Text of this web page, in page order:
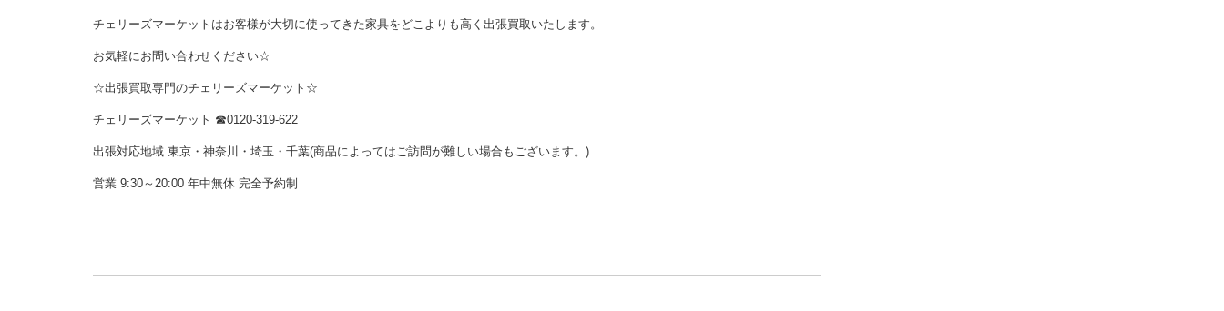
チェリーズマーケットはお客様が大切に使ってきた家具をどこよりも高く出張買取いたします。
お気軽にお問い合わせください☆
☆出張買取専門のチェリーズマーケット☆
チェリーズマーケット ☎︎0120-319-622
出張対応地域 東京・神奈川・埼玉・千葉(商品によってはご訪問が難しい場合もございます。)
営業 9:30～20:00 年中無休 完全予約制